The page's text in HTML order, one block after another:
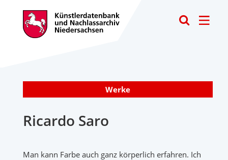
Werke
Ricardo Saro
Man kann Farbe auch ganz körperlich erfahren. Ich